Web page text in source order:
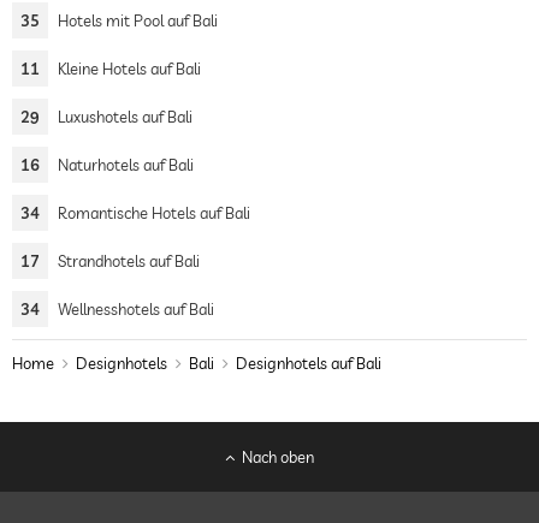
35 Hotels mit Pool auf Bali
11 Kleine Hotels auf Bali
29 Luxushotels auf Bali
16 Naturhotels auf Bali
34 Romantische Hotels auf Bali
17 Strandhotels auf Bali
34 Wellnesshotels auf Bali
Home Designhotels Bali Designhotels auf Bali
Nach oben